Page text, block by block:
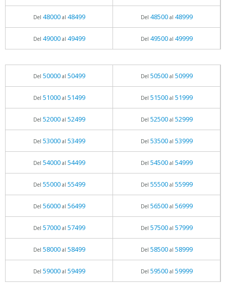
Del 48000al 48499 Del 48500al 48999
Del 49000al 49499 Del 49500al 49999
Del 50000al 50499 Del 50500al 50999
Del 51000al 51499 Del 51500al 51999
Del 52000al 52499 Del 52500al 52999
Del 53000al 53499 Del 53500al 53999
Del 54000al 54499 Del 54500al 54999
Del 55000al 55499 Del 55500al 55999
Del 56000al 56499 Del 56500al 56999
Del 57000al 57499 Del 57500al 57999
Del 58000al 58499 Del 58500al 58999
Del 59000al 59499 Del 59500al 59999